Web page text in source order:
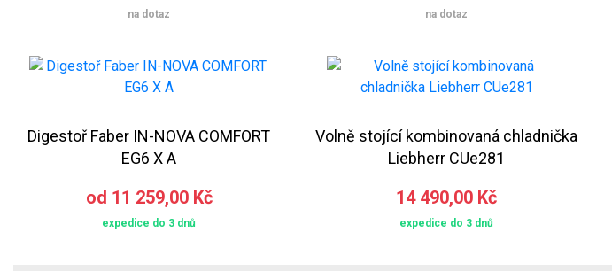
na dotaz na dotaz
Digestoř Faber IN-NOVA COMFORT
EG6 X A
od 11 259,00 Kč
expedice do 3 dnů
Volně stojící kombinovaná chladnička
Liebherr CUe281
14 490,00 Kč
expedice do 3 dnů